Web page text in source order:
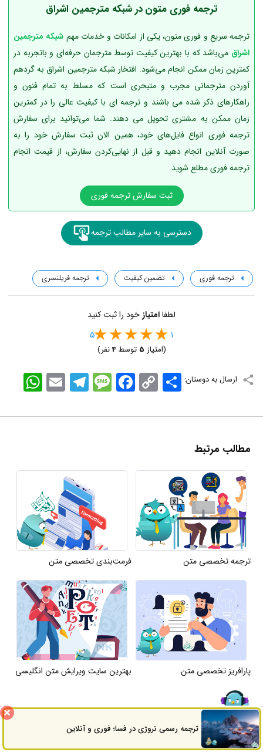
ترجمه فوری متوندر شبکه مترجمین اشراق
ترجمه سریع و فوری متون، یکی از امکانات و خدمات مهم شبکه مترجمین
اشراق می‌باشد که با بهترین کیفیت توسط مترجمان حرفه‌ای و باتجربه در
کمترین زمان ممکن انجام می‌شود. افتخار شبکه مترجمین اشراق به گردهم
آوردن مترجمانی مجرب و متبحری است که مسلط به تمام فنون و
راهکارهای ذکر شده می باشند و ترجمه ای با کیفیت عالی را در کمترین
زمان ممکن به مشتری تحویل می دهند. شما می‌توانید برای سفارش
ترجمه فوری انواع فایل‌های خود، همین الان ثبت سفارش خود را به
صورت آنلاین انجام دهید و قبل از نهایی‌کردن سفارش، از قیمت انجام
ترجمه فوری مطلع شوید.
ثبت سفارش ترجمه فوری
دسترسی به سایر مطالب ترجمه
ترجمه فوری تضمین کیفیت ترجمه فریلنسری
لطفاامتیاز خود را ثبت کنید
1
5
(امتیاز 5 توسط4نفر)
ارسال به دوستان: WhatsApp EmailTelegramMessageFacebook Copy
Link
اشتراک
مطالب مرتبط
ترجمه تخصصی متن فرمت‌بندی تخصصی متن
پارافریز تخصصی متن بهترین سایت ویرایش متن انگلیسی
ترجمه رسمی نروژی در فسا؛ فوری و آنلاینراه های ارتباطی